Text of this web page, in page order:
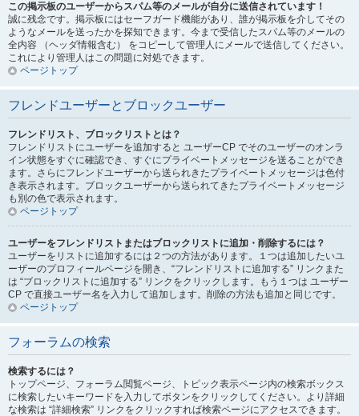
この掲示板のユーザーからスパム等のメールが自分に送信されています！
誠に残念です。掲示板にはセーフガード機能があり、誰が掲示板を介してその
ようなメールを送ったかを探知できます。今まで受信したスパム等のメールの
全内容 （ヘッダ情報含む） をコピーして管理人にメールで送信してください。
これにより管理人はこの問題に対処できます。
ページトップ
フレンドユーザーとブロックユーザー
フレンドリスト、ブロックリストとは？
フレンドリストにユーザーを追加すると ユーザーCP でそのユーザーのオンラ
イン状態をすぐに確認でき、すぐにプライベートメッセージを送ることができ
ます。さらにフレンドユーザーから送られきたプライベートメッセージは色付
き表示されます。ブロックユーザーから送られてきたプライベートメッセージ
も別の色で表示されます。
ページトップ
ユーザーをフレンドリストまたはブロックリストに追加・削除するには？
ユーザーをリストに追加するには２つの方法があります。１つは追加したいユ
ーザーのプロフィールページを開き、“フレンドリストに追加する” リンクまた
は “ブロックリストに追加する” リンクをクリックします。もう１つは ユーザー
CP で直接ユーザー名を入力して追加します。削除の方法も追加と同じです。
ページトップ
フォーラムの検索
検索するには？
トップページ、フォーラム閲覧ページ、トピック表示ページ内の検索ボックス
に検索したいキーワードを入力してボタンをクリックしてください。より詳細
な検索は “詳細検索” リンクをクリックすれば検索ページにアクセスできます。